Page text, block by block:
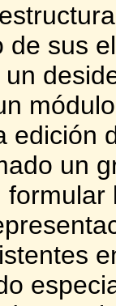
de sus
edición
un